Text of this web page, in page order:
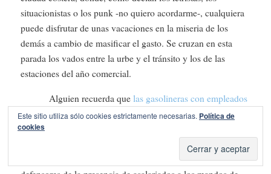
situacionistas o los punk -no quiero acordarme-, cualquiera
puede disfrutar de unas vacaciones en la miseria de los
demás a cambio de masificar el gasto. Se cruzan en esta
parada los vados entre la urbe y el tránsito y los de las
estaciones del año comercial.
Alguien recuerda que las gasolineras con empleados
han empezado una guerra desesperada contra las
gasolineras sin empleados
embargo, no muestran ninguna alarma. Predomina en el
grupo de viajeros la opinión de que la victoria de los
Este sitio utiliza sólo cookies estrictamente necesarias. Política de
cookies